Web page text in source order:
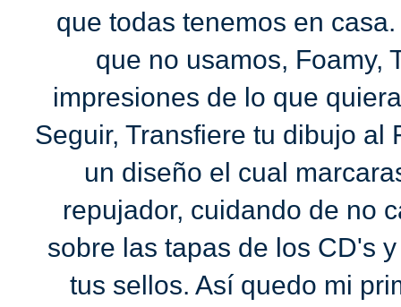
que todas tenemos en
que no usamos, Foamy,
impresiones de lo que
Seguir, Transfiere tu dibujo al
un diseño el cual
repujador, cuidando de no
sobre las tapas de los CD's
tus sellos. Así quedo mi